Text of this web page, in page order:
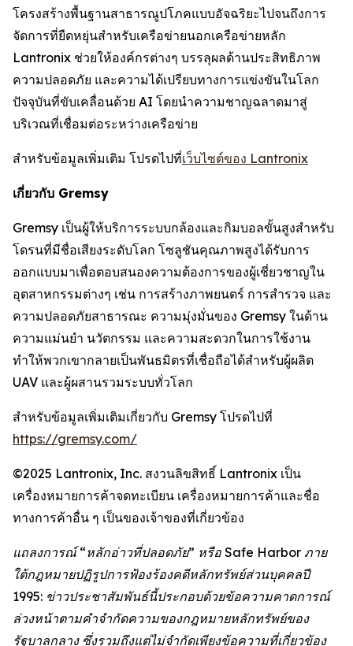
โครงสร้างพื้นฐานสาธารณูปโภคแบบอัจฉริยะไปจนถึงการ
จัดการที่ยืดหยุ่นสำหรับเครือข่ายนอกเครือข่ายหลัก
Lantronix ช่วยให้องค์กรต่างๆ บรรลุผลด้านประสิทธิภาพ
ความปลอดภัย และความได้เปรียบทางการแข่งขันในโลก
ปัจจุบันที่ขับเคลื่อนด้วย AI โดยนำความชาญฉลาดมาสู่
บริเวณที่เชื่อมต่อระหว่างเครือข่าย
สำหรับข้อมูลเพิ่มเติม โปรดไปที่เว็บไซต์ของ Lantronix
เกี่ยวกับ Gremsy
Gremsy เป็นผู้ให้บริการระบบกล้องและกิมบอลขั้นสูงสำหรับ
โดรนที่มีชื่อเสียงระดับโลก โซลูชันคุณภาพสูงได้รับการ
ออกแบบมาเพื่อตอบสนองความต้องการของผู้เชี่ยวชาญใน
อุตสาหกรรมต่างๆ เช่น การสร้างภาพยนตร์ การสำรวจ และ
ความปลอดภัยสาธารณะ ความมุ่งมั่นของ Gremsy ในด้าน
ความแม่นยำ นวัตกรรม และความสะดวกในการใช้งาน
ทำให้พวกเขากลายเป็นพันธมิตรที่เชื่อถือได้สำหรับผู้ผลิต
UAV และผู้ผสานรวมระบบทั่วโลก
สำหรับข้อมูลเพิ่มเติมเกี่ยวกับ Gremsy โปรดไปที่
https://gremsy.com/
©2025 Lantronix, Inc. สงวนลิขสิทธิ์ Lantronix เป็น
เครื่องหมายการค้าจดทะเบียน เครื่องหมายการค้าและชื่อ
ทางการค้าอื่น ๆ เป็นของเจ้าของที่เกี่ยวข้อง
แถลงการณ์ “หลักอ่าวที่ปลอดภัย” หรือ Safe Harbor ภาย
ใต้กฎหมายปฏิรูปการฟ้องร้องคดีหลักทรัพย์ส่วนบุคคลปี
1995: ข่าวประชาสัมพันธ์นี้ประกอบด้วยข้อความคาดการณ์
ล่วงหน้าตามคำจำกัดความของกฎหมายหลักทรัพย์ของ
รัฐบาลกลาง ซึ่งรวมถึงแต่ไม่จำกัดเพียงข้อความที่เกี่ยวข้อง